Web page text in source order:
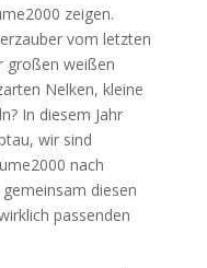
zeigen.
vom letzten
großen weißen
Nelken, kleine
In diesem Jahr
wir sind
nach
diesen
passenden